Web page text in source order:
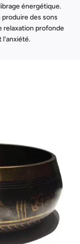
énergétique.
des sons
relaxation profonde
l'anxiété.